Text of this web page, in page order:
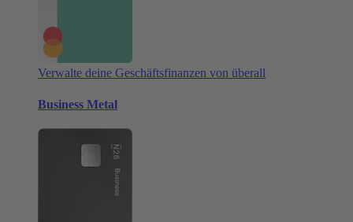
Verwalte deine Geschäftsfinanzen von überall
Business Metal